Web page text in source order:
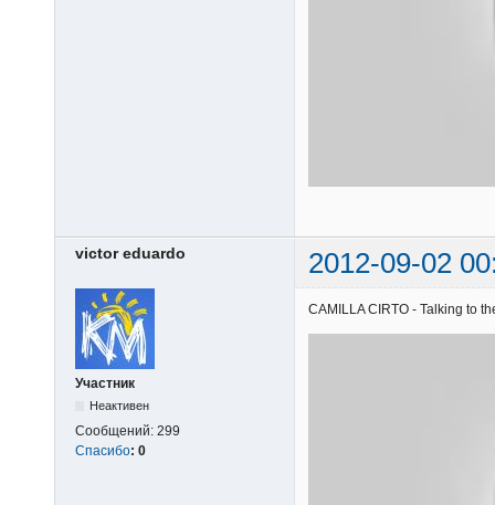
victor eduardo 2012-09-02
Участник
Неактивен
Сообщений: 299
Спасибо: 0
CAMILLA CIRTO - Talking to